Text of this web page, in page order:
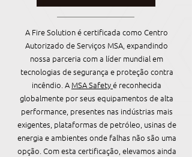
A Fire Solution é certificada como Centro
Autorizado de Serviços MSA, expandindo
nossa parceria com a líder mundial em
tecnologias de segurança e proteção contra
incêndio. A MSA Safetyé reconhecida
globalmente por seus equipamentos de alta
performance, presentes nas indústrias mais
exigentes, plataformas de petróleo, usinas de
energia e ambientes onde falhas não são uma
opção. Com esta certificação, elevamos ainda